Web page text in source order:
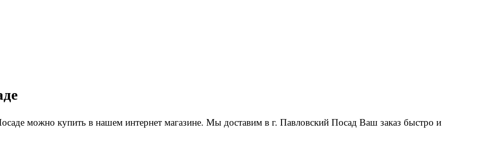
можно купить в нашем интернет магазине. Мы доставим в г. Павловский Посад Ваш заказ быстро и